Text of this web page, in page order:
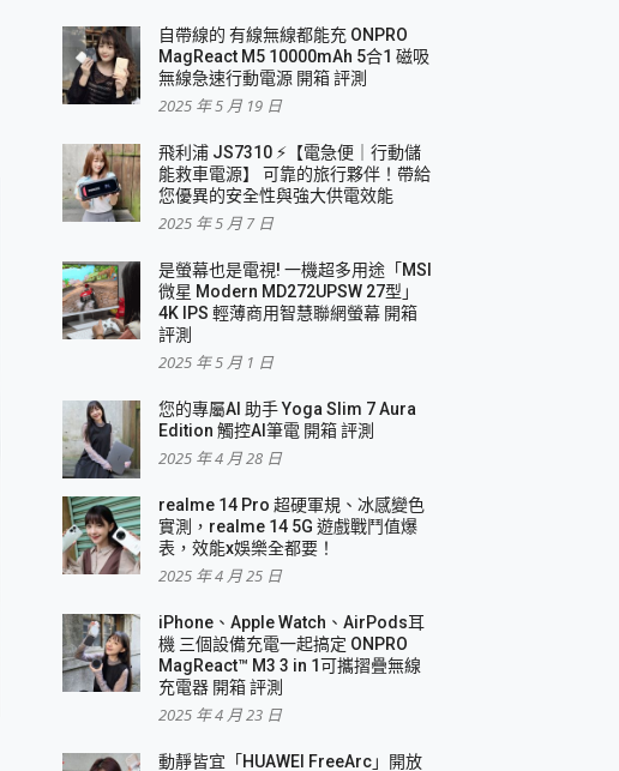
自帶線的 有線無線都能充 ONPRO
MagReact M5 10000mAh 5合1 磁吸
無線急速行動電源 開箱 評測
2025 年 5 月 19 日
飛利浦 JS7310 ⚡【電急便｜行動儲
能救車電源】 可靠的旅行夥伴！帶給
您優異的安全性與強大供電效能
2025 年 5 月 7 日
是螢幕也是電視! 一機超多用途「MSI
微星 Modern MD272UPSW 27型」
4K IPS 輕薄商用智慧聯網螢幕 開箱
評測
2025 年 5 月 1 日
您的專屬AI 助手 Yoga Slim 7 Aura
Edition 觸控AI筆電 開箱 評測
2025 年 4 月 28 日
realme 14 Pro 超硬軍規、冰感變色
實測，realme 14 5G 遊戲戰鬥值爆
表，效能x娛樂全都要！
2025 年 4 月 25 日
iPhone、Apple Watch、AirPods耳
機 三個設備充電一起搞定 ONPRO
MagReact™ M3 3 in 1可攜摺疊無線
充電器 開箱 評測
2025 年 4 月 23 日
動靜皆宜「HUAWEI FreeArc」開放